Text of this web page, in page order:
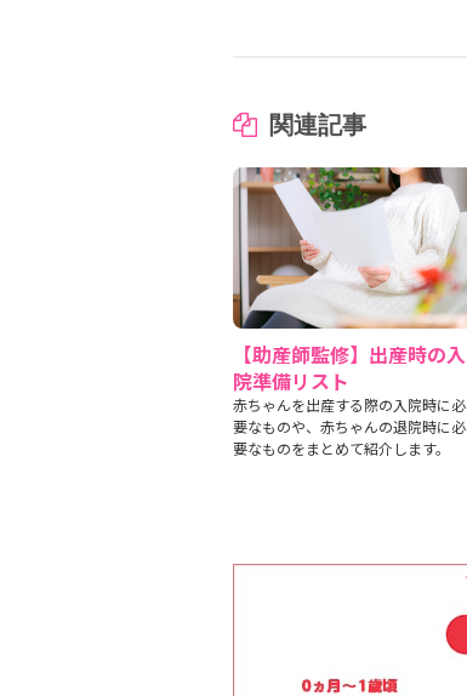
関連記事
【助産師監修】出産時の入
院準備リスト
赤ちゃんを出産する際の入院時に必
要なものや、赤ちゃんの退院時に必
要なものをまとめて紹介します。